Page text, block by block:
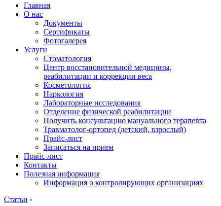
Главная
О нас
Документы
Сертификаты
Фотогалерея
Услуги
Стоматология
Центр восстановительной медицины,
реабилитации и коррекции веса
Косметология
Наркология
Лабораторные исследования
Отделение физической реабилитации
Получить консультацию мануального терапевта
Травматолог-ортопед (детский, взрослый)
Прайс-лист
Записаться на прием
Прайс-лист
Контакты
Полезная информация
Информация о контролирующих организациях
Статьи ›